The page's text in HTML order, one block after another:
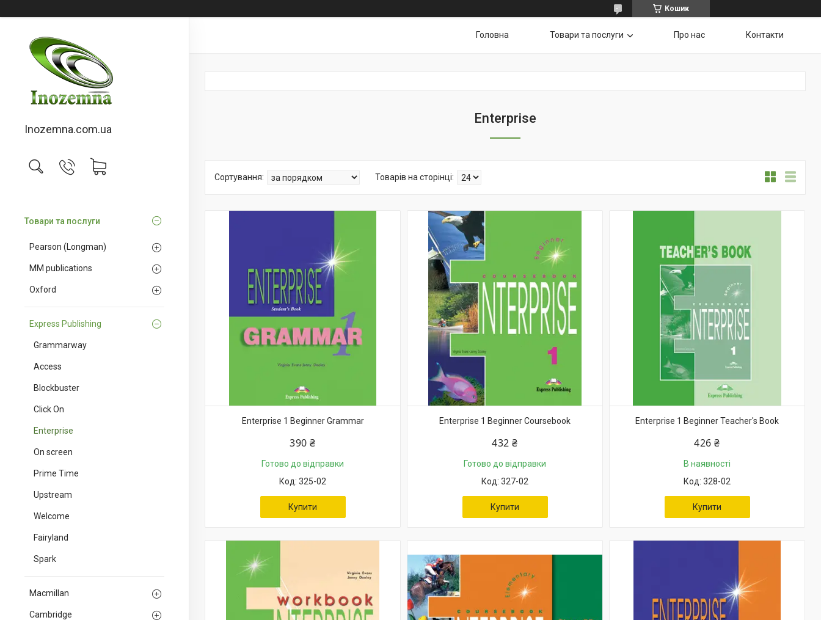
Кошик
Inozemna.com.ua
Товари та послуги
Pearson (Longman)
MM publications
Oxford
Express Publishing
Grammarway
Access
Blockbuster
Click On
Enterprise
On screen
Prime Time
Upstream
Welcome
Fairyland
Spark
Macmillan
Cambridge
Головна Товари та послуги Про нас Контакти
Enterprise
Enterprise 1 Beginner Grammar
390 ₴
Готово до відправки
325-02
Купити
Enterprise 1 Beginner Coursebook
432 ₴
Готово до відправки
327-02
Купити
Enterprise 1 Beginner Teacher's Book
426 ₴
В наявності
328-02
Купити